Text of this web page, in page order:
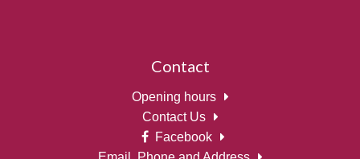
Contact
Opening hours
Contact Us
Facebook